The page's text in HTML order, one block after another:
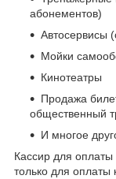
абонементов)
Автосервисы
Мойки
Кинотеатры
Продажа
общественный
И многое
Кассир для оплаты
только для оплаты